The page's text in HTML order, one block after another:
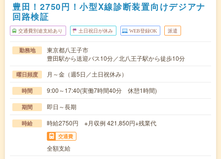
豊田！2750円！小型X線診断装置向けデジアナ
回路検証
交通費別途支給あり 土日祝日が休み WEB登録OK 派遣
勤務地
東京都八王子市
豊田駅から送迎バス10分／北八王子駅から徒歩10分
曜日頻度 月～金（週5日／土日祝休み）
時間 9:00～17:40(実働7時間40分 休憩1時間)
期間 即日～長期
時給 時給2750円 ※月収例 421,850円+残業代
交通費
全額支給